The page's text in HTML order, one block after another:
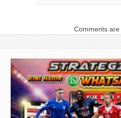
Comments are